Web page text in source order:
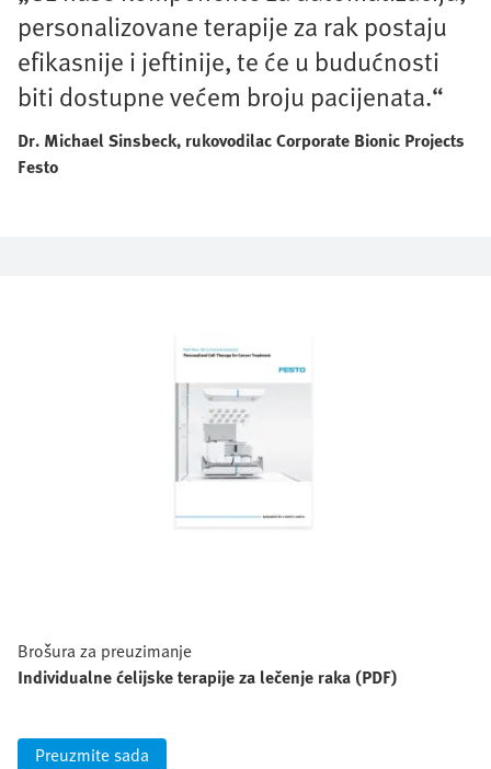
personalizovane terapije za rak postaju
efikasnije i jeftinije, te će u budućnosti
biti dostupne većem broju pacijenata.“
Dr. Michael Sinsbeck, rukovodilac Corporate Bionic Projects
Festo
Brošura za preuzimanje
Individualne ćelijske terapije za lečenje raka (PDF)
Preuzmite sada